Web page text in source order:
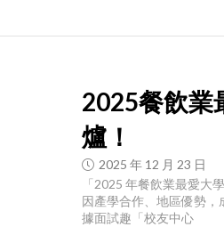
2025餐飲業
爐！
2025 年 12 月 23 日
「2025 年餐飲業最愛大
因產學合作、地區優勢
據面試趣「校友中心